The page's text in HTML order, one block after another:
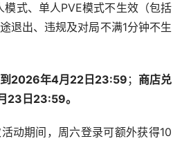
式、单人PVE模式不生效（包括
退出、违规及对局不满1分钟不生
到2026年4月22日23:59 ； 商店兑
23日23:59。
动期间，周六登录可额外获得10